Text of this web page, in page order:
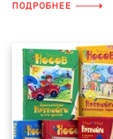
ПОДРОБНЕЕ